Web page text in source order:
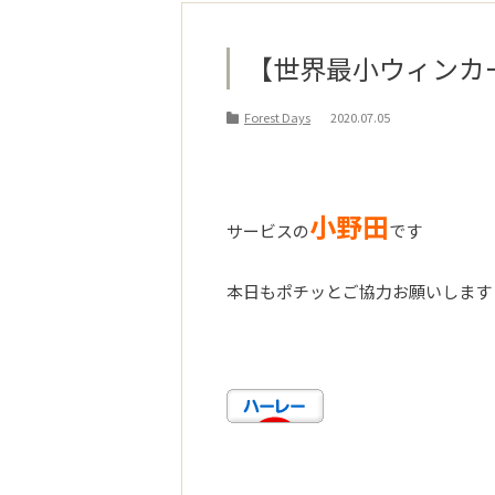
【世界最小ウィン
Forest Days 2020.07.05
サービスの小野田です
本日もポチッとご協力お願いします